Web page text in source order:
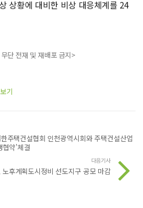
상황에 대비한 비상 대응체계를 24
단 전재 및 재배포 금지>
기
주택건설협회 인천광역시회와 주택건설산업
약’체결
다음기사
노후계획도시정비 선도지구 공모 마감